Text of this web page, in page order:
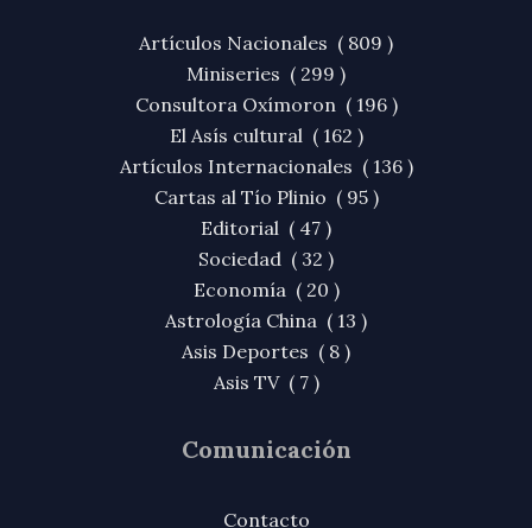
Artículos Nacionales ( 809 )
Miniseries ( 299 )
Consultora Oxímoron ( 196 )
El Asís cultural ( 162 )
Artículos Internacionales ( 136 )
Cartas al Tío Plinio ( 95 )
Editorial ( 47 )
Sociedad ( 32 )
Economía ( 20 )
Astrología China ( 13 )
Asis Deportes ( 8 )
Asis TV ( 7 )
Comunicación
Contacto